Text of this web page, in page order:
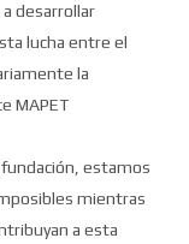
desarrollar
lucha entre el
la
MAPET
estamos
mientras
a esta